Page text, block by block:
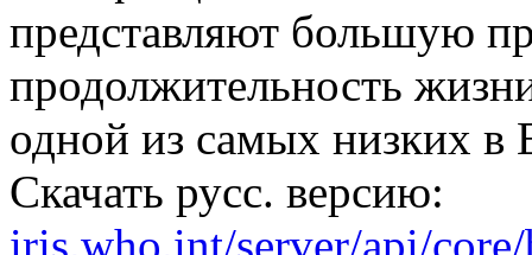
представляют большую
продолжительность
одной из самых низких в
Скачать русс. версию: